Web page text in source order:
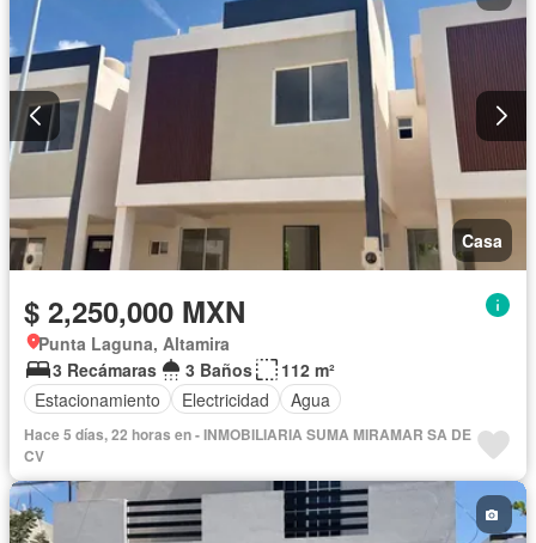
Casa
$ 2,250,000 MXN
Punta Laguna, Altamira
3 Recámaras
3 Baños
112 m²
Estacionamiento
Electricidad Agua
Hace 5 días, 22 horas en - INMOBILIARIA SUMA MIRAMAR SA DE
CV